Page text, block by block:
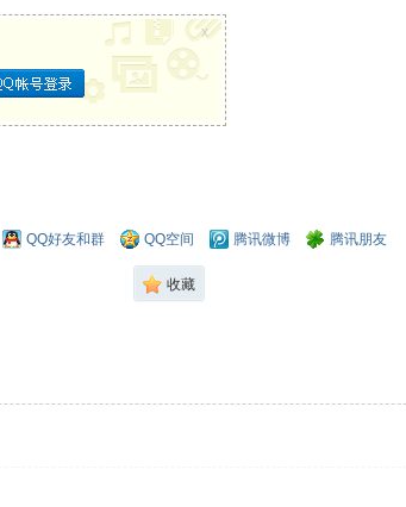
x
QQ好友和群 QQ空间 腾讯微博 腾讯朋友
收藏